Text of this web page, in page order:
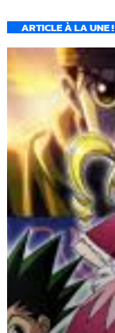
ARTICLE À LA UNE !